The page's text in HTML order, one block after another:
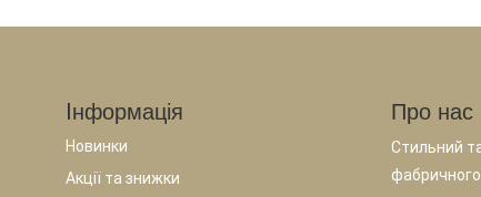
Iнформація
Новинки
Акції та знижки
Про нас
Стильний